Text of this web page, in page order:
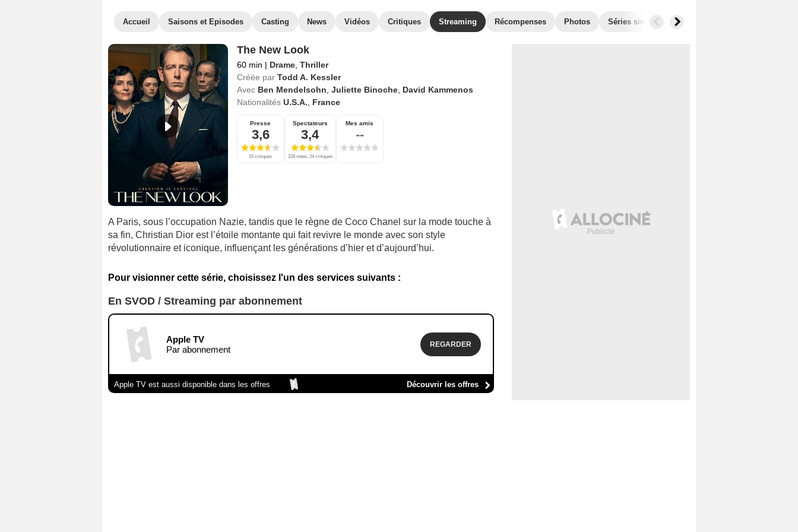
Accueil Saisons et Episodes Casting News Vidéos Critiques Streaming Récompenses Photos Séries similaires
The New Look
60 min | Drame, Thriller
Créée par Todd A. Kessler
Avec Ben Mendelsohn Juliette Binoche, David Kammenos
Nationalités U.S.A. France
Presse
3,6
15 critiques
Spectateurs
3,4
228 notes, 24 critiques
Mes amis
--
A Paris, sous l’occupation Nazie, tandis que le règne de Coco Chanel sur la mode touche à
sa fin, Christian Dior est l’étoile montante qui fait revivre le monde avec son style
révolutionnaire et iconique, influençant les générations d’hier et d’aujourd’hui.
Pour visionner cette série, choisissez l'un des services suivants :
En SVOD / Streaming par abonnement
Apple TV
Par abonnement
REGARDER
Apple TV est aussi disponible dans les offres Découvrir les offres